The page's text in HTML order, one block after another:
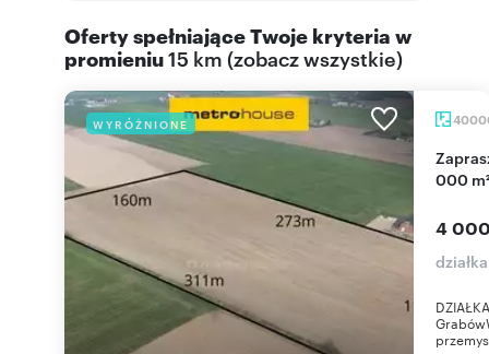
Oferty spełniające Twoje kryteria w
promieniu15 km (zobacz wszystkie)
WYRÓŻNIONE
Zapraszam do zakupu działki przemysłowej 40
000
4